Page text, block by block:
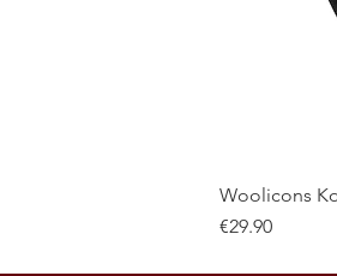
Woolicons
Price
€29.90